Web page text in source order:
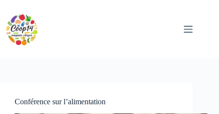
contenu
Conférence sur l’alimentation